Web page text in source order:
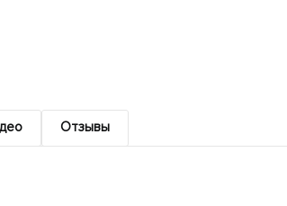
Отзывы